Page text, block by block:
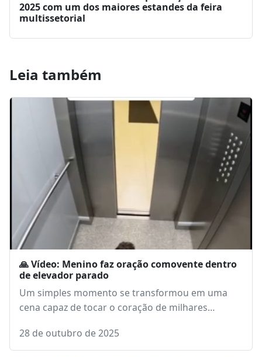
2025 com um dos maiores estandes da feira
multissetorial
Leia também
🙏 Vídeo: Menino faz oração comovente dentro
de elevador parado
Um simples momento se transformou em uma
cena capaz de tocar o coração de milhares…
28 de outubro de 2025